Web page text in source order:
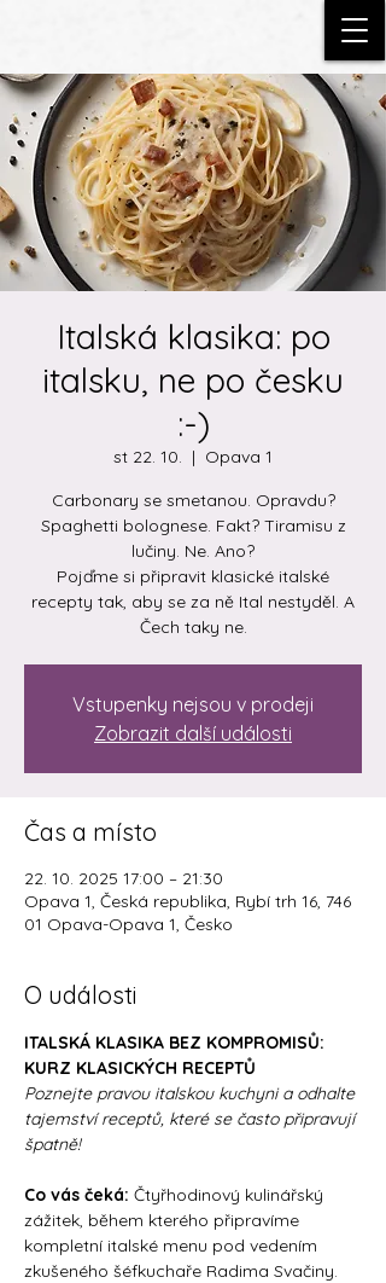
Italská klasika: po
italsku, ne po česku
:-)
st 22. 10.
  |
Opava 1
Carbonary se smetanou. Opravdu?
Spaghetti bolognese. Fakt? Tiramisu z
lučiny. Ne. Ano?
Pojďme si připravit klasické italské
recepty tak, aby se za ně Ital nestyděl. A
Čech taky ne.
Vstupenky nejsou v prodeji
Zobrazit další události
Čas a místo
22. 10. 2025 17:00 – 21:30
Opava 1, Česká republika, Rybí trh 16, 746
01 Opava-Opava 1, Česko
O události
ITALSKÁ KLASIKA BEZ KOMPROMISŮ:
KURZ KLASICKÝCH RECEPTŮ
Poznejte pravou italskou kuchyni a odhalte
tajemství receptů, které se často připravují
špatně!
Co vás čeká: Čtyřhodinový kulinářský
zážitek, během kterého připravíme
kompletní italské menu pod vedením
zkušeného šéfkuchaře Radima Svačiny.